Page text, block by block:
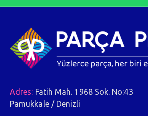
Adres: Fatih Mah. 1968 Sok. No:43
Pamukkale / Denizli